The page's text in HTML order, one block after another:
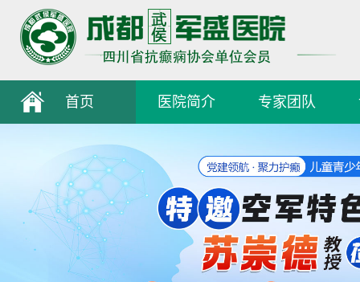
首页 医院简介 专家团队